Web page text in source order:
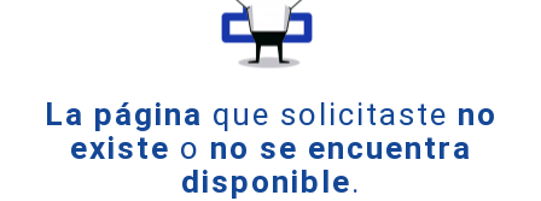
La página que solicitaste no
existe o no se encuentra
disponible.